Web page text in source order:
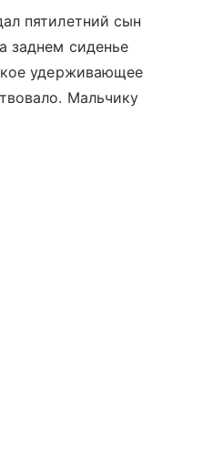
пятилетний сын
заднем сиденье
удерживающее
Мальчику